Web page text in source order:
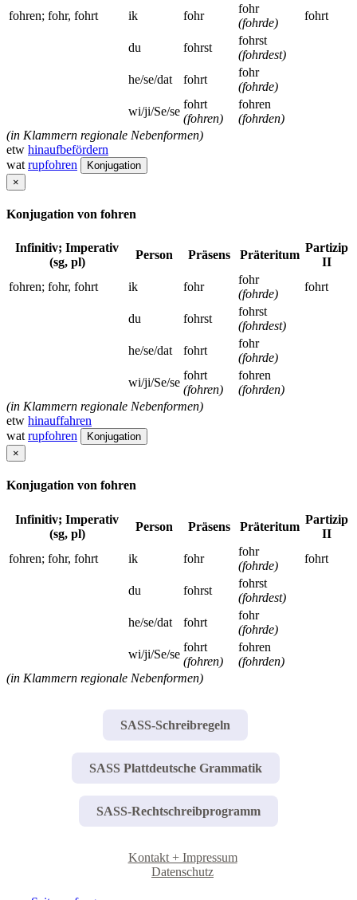
fohren; fohr, fohrt
ik fohr
fohr
(fohrde)
fohrt
du fohrst
fohrst
(fohrdest)
he/se/dat
fohrt
fohr
(fohrde)
wi/ji/Se/se
fohrt
(fohren)
fohren
(fohrden)
(in Klammern regionale Nebenformen)
etw hinaufbefördern
wat rupfohren
Konjugation
×
Konjugation von fohren
Infinitiv; Imperativ
(sg, pl)
Person Präsens Präteritum
Partizip
II
fohren; fohr, fohrt
ik fohr
fohr
(fohrde)
fohrt
du fohrst
fohrst
(fohrdest)
he/se/dat
fohrt
fohr
(fohrde)
wi/ji/Se/se
fohrt
(fohren)
fohren
(fohrden)
(in Klammern regionale Nebenformen)
etw hinauffahren
wat rupfohren
Konjugation
×
Konjugation von fohren
Infinitiv; Imperativ
(sg, pl)
Person Präsens Präteritum
Partizip
II
fohren; fohr, fohrt
ik fohr
fohr
(fohrde)
fohrt
du fohrst
fohrst
(fohrdest)
he/se/dat
fohrt
fohr
(fohrde)
wi/ji/Se/se
fohrt
(fohren)
fohren
(fohrden)
(in Klammern regionale Nebenformen)
SASS-Schreibregeln
SASS Plattdeutsche Grammatik
SASS-Rechtschreibprogramm
Kontakt + Impressum
Datenschutz